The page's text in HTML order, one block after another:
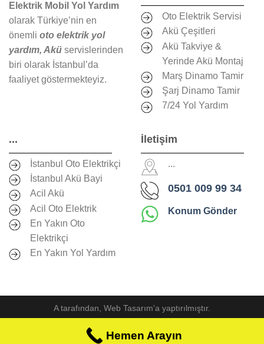
Elektrik Mobil Yol Yardım
olarak Türkiye’nin en
önemli oto elektrik yol
yardım, Akü servislerinden
biri olarak İstanbul’da
faaliyet göstermekteyiz.
Oto Elektrik Servisi
Akü Çeşitleri
Akü Takviye &
Yerinde Akü Montaj
Marş Dinamo Tamir
Şarj Dinamo Tamir
7/24 Yol Yardım
...
İstanbul Oto Elektrikçi
İstanbul Akü Bayi
Acil Akü
Acil Oto Elektrik
En Yakın Oto
Elektrikçi
En Yakın Yol Yardım
İletişim
...
0501 009 99 34
Konum Gönder
Atarafından, Web Tasarım'a yaptırılmıştır.
Hemen Arayın
Hemen Arayın